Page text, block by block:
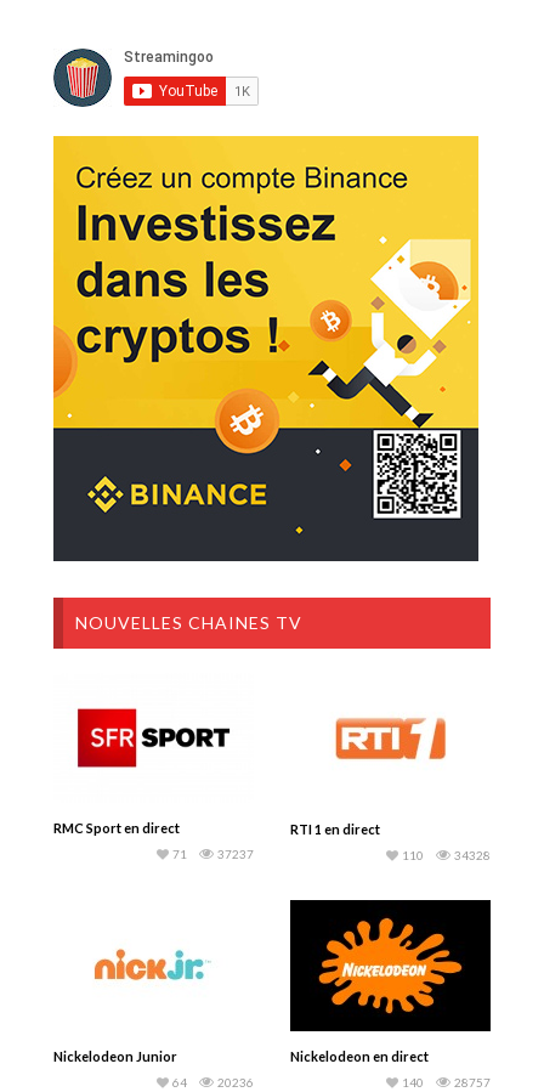
NOUVELLES CHAINES TV
RMC Sport en direct
37237
71
RTI 1 en direct
34328
110
Nickelodeon Junior
20236
64
Nickelodeon en direct
28757
140